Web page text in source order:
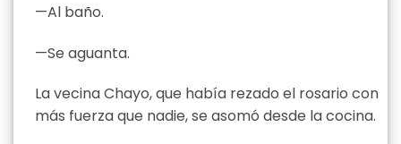
—Al baño.
—Se aguanta.
La vecina Chayo, que había rezado el rosario con
más fuerza que nadie, se asomó desde la cocina.